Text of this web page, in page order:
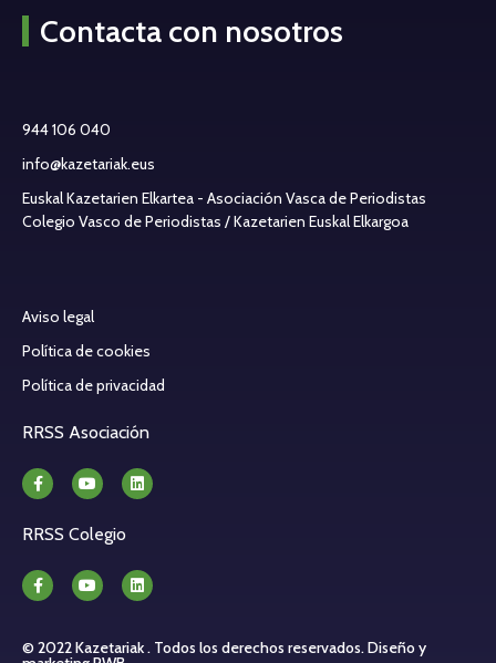
Contacta con nosotros
944 106 040
info@kazetariak.eus
Euskal Kazetarien Elkartea - Asociación Vasca de Periodistas
Colegio Vasco de Periodistas / Kazetarien Euskal Elkargoa
Aviso legal
Política de cookies
Política de privacidad
RRSS Asociación
RRSS Colegio
© 2022 Kazetariak . Todos los derechos reservados.Diseño y